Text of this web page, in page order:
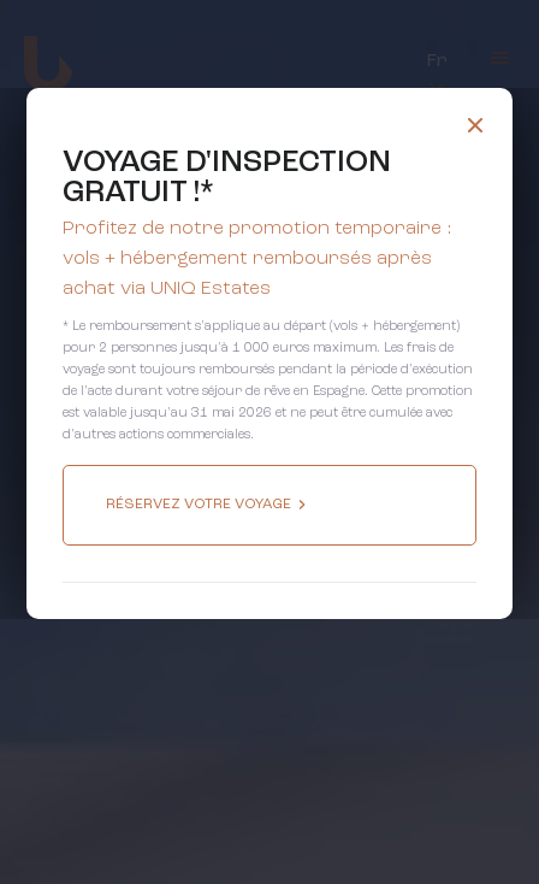
Fr
VOYAGE D'INSPECTION
GRATUIT !*
Profitez de notre promotion temporaire :
vols + hébergement remboursés après
achat via UNIQ Estates
* Le remboursement s'applique au départ (vols + hébergement)
pour 2 personnes jusqu'à 1 000 euros maximum. Les frais de
voyage sont toujours remboursés pendant la période d'exécution
de l'acte durant votre séjour de rêve en Espagne. Cette promotion
est valable jusqu'au 31 mai 2026 et ne peut être cumulée avec
d'autres actions commerciales.
RÉSERVEZ VOTRE VOYAGE